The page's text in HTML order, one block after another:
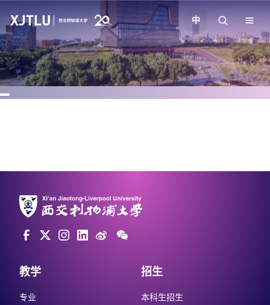
教学
招生
学院
校园生活
中
教学
专业
招生
本科生招生